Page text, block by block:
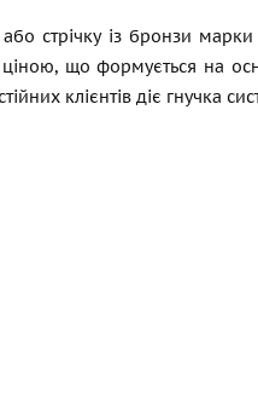
стрічку із бронзи марки
що формується на
клієнтів діє гнучка